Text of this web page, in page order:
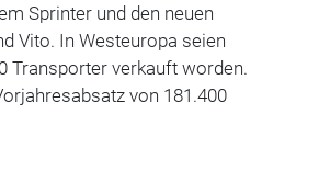
Sprinter und den neuen
Vito. In Westeuropa seien
Transporter verkauft worden.
von 181.400